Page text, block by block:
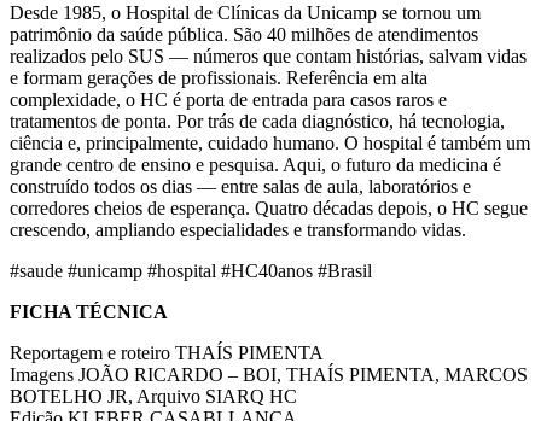
Desde 1985, o Hospital de Clínicas da Unicamp se tornou um
patrimônio da saúde pública. São 40 milhões de atendimentos
realizados pelo SUS — números que contam histórias, salvam vidas
e formam gerações de profissionais. Referência em alta
complexidade, o HC é porta de entrada para casos raros e
tratamentos de ponta. Por trás de cada diagnóstico, há tecnologia,
ciência e, principalmente, cuidado humano. O hospital é também um
grande centro de ensino e pesquisa. Aqui, o futuro da medicina é
construído todos os dias — entre salas de aula, laboratórios e
corredores cheios de esperança. Quatro décadas depois, o HC segue
crescendo, ampliando especialidades e transformando vidas.
#saude #unicamp #hospital #HC40anos #Brasil
FICHA TÉCNICA
Reportagem e roteiro THAÍS PIMENTA
Imagens JOÃO RICARDO – BOI, THAÍS PIMENTA, MARCOS
BOTELHO JR, Arquivo SIARQ HC